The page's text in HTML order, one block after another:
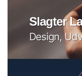
Slagter
Design,